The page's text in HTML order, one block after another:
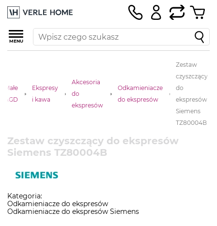
MENU
Małe
AGD
Ekspresy
i kawa
Akcesoria
do
ekspresów
Odkamieniacze
do ekspresów
Zestaw
czyszczący
do
ekspresów
Siemens
TZ80004B
Zestaw czyszczący do ekspresów
Siemens TZ80004B
Kategoria:
Odkamieniacze do ekspresów
Odkamieniacze do ekspresów Siemens